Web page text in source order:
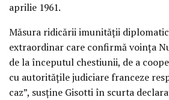
aprilie 1961.
Măsura ridicării imunității
extraordinar care confirmă voința
de la începutul chestiunii, de a
cu autoritățile judiciare franceze
caz”, susține Gisotti în scurta